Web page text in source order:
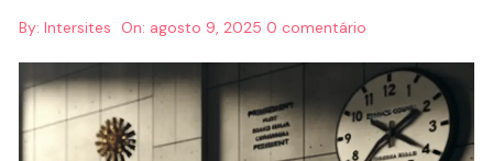
By: Intersites On: agosto 9, 2025 0 comentário